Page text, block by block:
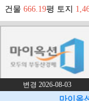
건물 666.19평 토지
변경 2026-08-03
마이옥